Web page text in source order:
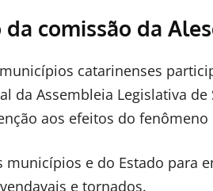
comissão da
catarinenses
da Assembleia Legislativa de
aos efeitos do fenômeno
e do Estado para
e tornados.